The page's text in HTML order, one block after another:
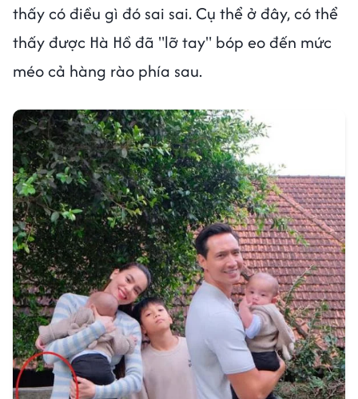
thấy có điều gì đó sai sai. Cụ thể ở đây, có thể
thấy được Hà Hồ đã "lỡ tay" bóp eo đến mức
méo cả hàng rào phía sau.